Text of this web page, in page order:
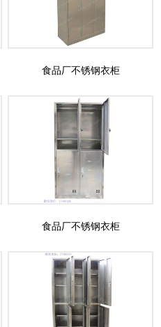
食品厂不锈钢衣柜
食品厂不锈钢衣柜